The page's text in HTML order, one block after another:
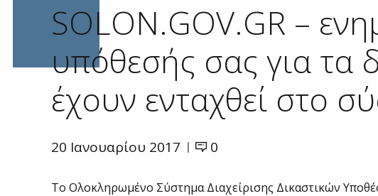
SOLON.GOV.GR –
υπόθεσής σας για τα
έχουν ενταχθεί στο
20 Ιανουαρίου 2017 0
Το Ολοκληρωμένο Σύστημα Διαχείρισης Δικαστικών